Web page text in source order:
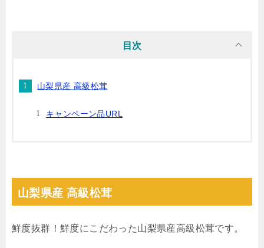
目次
山梨県産 高級松茸
キャンペーン品URL
山梨県産 高級松茸
鮮度抜群！鮮度にこだわった山梨県産高級松茸です。